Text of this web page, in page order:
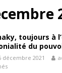
toujours à
du
décembre 2021